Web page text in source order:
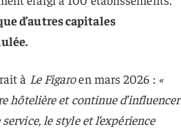
d’autres capitales
à Le Figaroen mars 2026 : «
hôtelière et continue d’influencer
le style et l’expérience